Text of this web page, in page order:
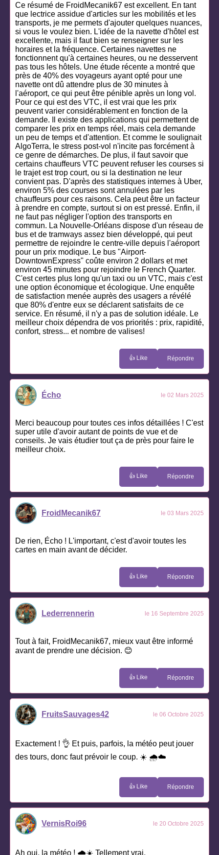
Ce résumé de FroidMecanik67 est excellent. En tant
que lectrice assidue d'articles sur les mobilités et les
transports, je me permets d'ajouter quelques nuances,
si vous le voulez bien. L'idée de la navette d'hôtel est
excellente, mais il faut bien se renseigner sur les
horaires et la fréquence. Certaines navettes ne
fonctionnent qu'à certaines heures, ou ne desservent
pas tous les hôtels. Une étude récente a montré que
près de 40% des voyageurs ayant opté pour une
navette ont dû attendre plus de 30 minutes à
l'aéroport, ce qui peut être pénible après un long vol.
Pour ce qui est des VTC, il est vrai que les prix
peuvent varier considérablement en fonction de la
demande. Il existe des applications qui permettent de
comparer les prix en temps réel, mais cela demande
un peu de temps et d'attention. Et comme le soulignait
AlgoTerra, le stress post-vol n'incite pas forcément à
ce genre de démarches. De plus, il faut savoir que
certains chauffeurs VTC peuvent refuser les courses si
le trajet est trop court, ou si la destination ne leur
convient pas. D'après des statistiques internes à Uber,
environ 5% des courses sont annulées par les
chauffeurs pour ces raisons. Cela peut être un facteur
à prendre en compte, surtout si on est pressé. Enfin, il
ne faut pas négliger l'option des transports en
commun. La Nouvelle-Orléans dispose d'un réseau de
bus et de tramways assez bien développé, qui peut
permettre de rejoindre le centre-ville depuis l'aéroport
pour un prix modique. Le bus "Airport-
DowntownExpress" coûte environ 2 dollars et met
environ 45 minutes pour rejoindre le French Quarter.
C'est certes plus long qu'un taxi ou un VTC, mais c'est
une option économique et écologique. Une enquête
de satisfaction menée auprès des usagers a révélé
que 80% d'entre eux se déclarent satisfaits de ce
service. En résumé, il n'y a pas de solution idéale. Le
meilleur choix dépendra de vos priorités : prix, rapidité,
confort, stress... et nombre de valises!
👍 Like Répondre
Écho le 02 Mars 2025
Merci beaucoup pour toutes ces infos détaillées ! C'est
super utile d'avoir autant de points de vue et de
conseils. Je vais étudier tout ça de près pour faire le
meilleur choix.
👍 Like Répondre
FroidMecanik67 le 03 Mars 2025
De rien, Écho ! L'important, c'est d'avoir toutes les
cartes en main avant de décider.
👍 Like Répondre
Lederrennerin le 16 Septembre 2025
Tout à fait, FroidMecanik67, mieux vaut être informé
avant de prendre une décision. 😊
👍 Like Répondre
FruitsSauvages42 le 06 Octobre 2025
Exactement ! 👌 Et puis, parfois, la météo peut jouer
des tours, donc faut prévoir le coup. ☀️ 🌧‍☁️
👍 Like Répondre
VernisRoi96 le 20 Octobre 2025
Ah oui, la météo ! 🌧️☀️ Tellement vrai,